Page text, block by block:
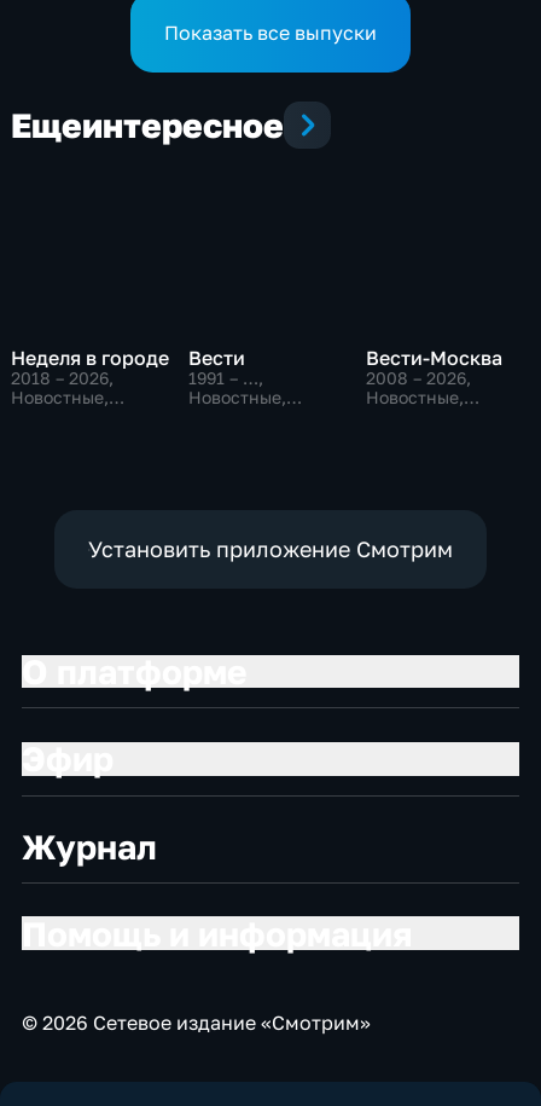
Показать все выпуски
Ещеинтересное
Неделя в городе
2018 – 2026,
Новостные,
Вести
1991 – …,
Новостные,
Вести-Москва
2008 – 2026,
Новостные,
Установить приложение Смотрим
Журнал
© 2026 Сетевое издание «Смотрим»